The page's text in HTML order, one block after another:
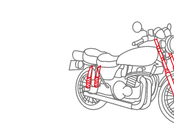
3
4
2
3
4
2
3
4